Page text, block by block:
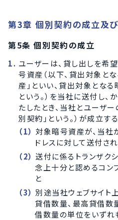
第3章 個別契約の成立及
第5条 個別契約の成立
ユーザーは、貸し出しを希
号資産（以下、貸出対象と
産」といい、貸出対象とな
という。）を当社に送付し
たしたとき、当社とユーザー
別契約」という。）が成立する
対象暗号資産が、当社
ドレスに対して送付さ
送付に係るトランザク
念上十分と認めるコン
と
別途当社ウェブサイト
貸借数量、最高貸借数
借数量の単位をいずれ